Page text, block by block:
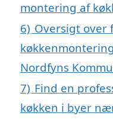
montering af
6) Oversigt over
Nordfyns
7) Find en
køkken i byer